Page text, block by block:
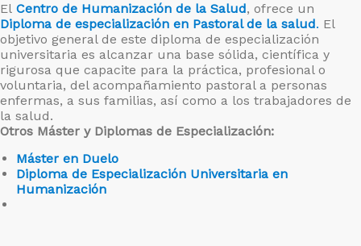
El Centro de Humanización de la Salud, ofrece un
Diploma de especialización en Pastoral de la salud. El
objetivo general de este diploma de especialización
universitaria es alcanzar una base sólida, científica y
rigurosa que capacite para la práctica, profesional o
voluntaria, del acompañamiento pastoral a personas
enfermas, a sus familias, así como a los trabajadores de
la salud.
Otros Máster y Diplomas de Especialización:
Máster en Duelo
Diploma de Especialización Universitaria en
Humanización